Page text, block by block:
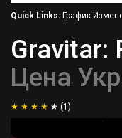
Quick Links: График
Gravitar:
Цена
(1)